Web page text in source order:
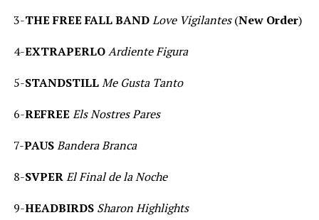
3-THE FREE FALL BANDLove Vigilantes(New Order)
4-EXTRAPERLOArdiente Figura
5-STANDSTILLMe Gusta Tanto
6-REFREE Els Nostres Pares
7-PAUSBandera Branca
8-SVPEREl Final de la Noche
9-HEADBIRDS Sharon Highlights